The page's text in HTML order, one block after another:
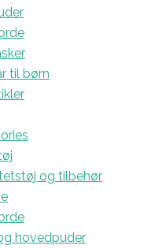
til børn
og tilbehør
hovedpuder